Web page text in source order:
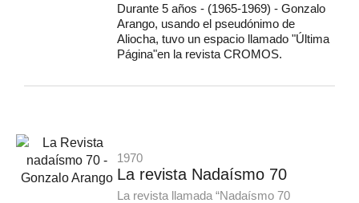
Durante 5 años - (1965-1969) - Gonzalo
Arango, usando el pseudónimo de
Aliocha, tuvo un espacio llamado "Última
Página"en la revista CROMOS.
1970
La revista Nadaísmo 70
La revista llamada “Nadaísmo 70